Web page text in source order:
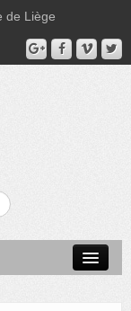
de Liège